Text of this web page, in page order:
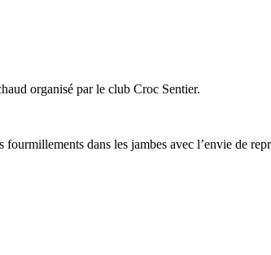
organisé par le club Croc Sentier.
dans les jambes avec l’envie de